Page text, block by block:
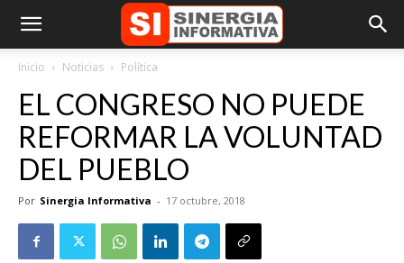
Inicio Noticias Política
EL CONGRESO NO PUEDE
REFORMAR LA VOLUNTAD
DEL PUEBLO
Por Sinergia Informativa - 17 octubre, 2018